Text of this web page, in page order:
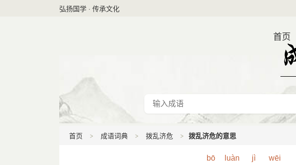
弘扬国学 · 传承文化
首页
首页 成语词典 拨乱济危 拨乱济危的意思
bō luàn jì wēi